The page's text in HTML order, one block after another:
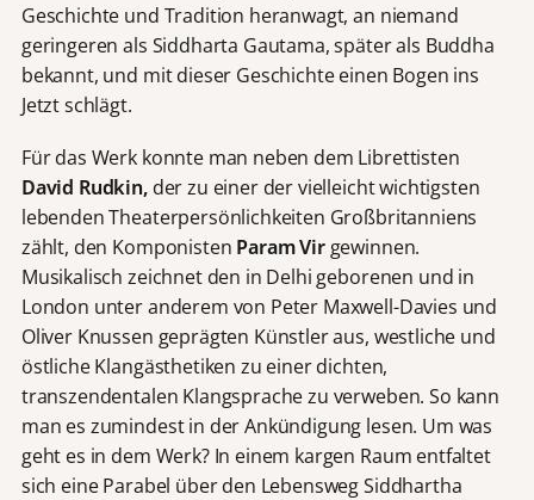
Geschichte und Tradition heranwagt, an niemand
geringeren als Siddharta Gautama, später als Buddha
bekannt, und mit dieser Geschichte einen Bogen ins
Jetzt schlägt.
Für das Werk konnte man neben dem Librettisten
David Rudkin, der zu einer der vielleicht wichtigsten
lebenden Theaterpersönlichkeiten Großbritanniens
zählt, den Komponisten Param Virgewinnen.
Musikalisch zeichnet den in Delhi geborenen und in
London unter anderem von Peter Maxwell-Davies und
Oliver Knussen geprägten Künstler aus, westliche und
östliche Klangästhetiken zu einer dichten,
transzendentalen Klangsprache zu verweben. So kann
man es zumindest in der Ankündigung lesen. Um was
geht es in dem Werk? In einem kargen Raum entfaltet
sich eine Parabel über den Lebensweg Siddhartha